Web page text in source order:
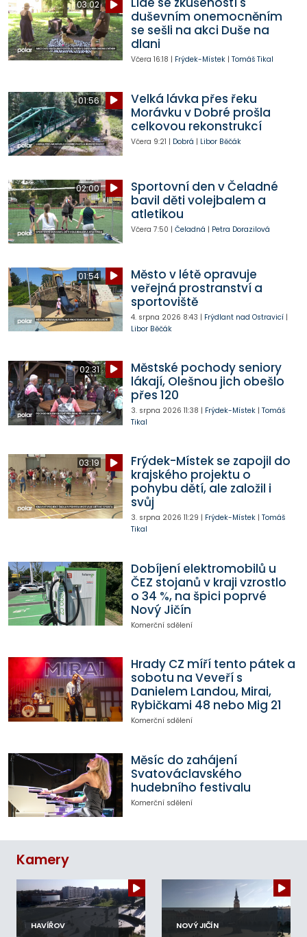
03:02
duševním onemocněním
se sešli na akci Duše na
dlani
Včera 16:18 | Frýdek-Místek| Tomáš Tikal
01:56
Velká lávka přes řeku
Morávku v Dobré prošla
celkovou rekonstrukcí
Včera 9:21 | Dobrá | Libor Běčák
02:00
Sportovní den v Čeladné
bavil děti volejbalem a
atletikou
Včera 7:50 | Čeladná | Petra Dorazilová
01:54
Město v létě opravuje
veřejná prostranství a
sportoviště
4. srpna 2026 8:43 | Frýdlant nad Ostravicí|
Libor Běčák
02:31
Městské pochody seniory
lákají, Olešnou jich obešlo
přes 120
3. srpna 2026 11:38 | Frýdek-Místek| Tomáš
Tikal
03:19
Frýdek-Místek se zapojil do
krajského projektu o
pohybu dětí, ale založil i
svůj
3. srpna 2026 11:29 | Frýdek-Místek| Tomáš
Tikal
Dobíjení elektromobilů u
ČEZ stojanů v kraji vzrostlo
o 34 %, na špici poprvé
Nový Jičín
Komerční sdělení
Hrady CZ míří tento pátek a
sobotu na Veveří s
Danielem Landou, Mirai,
Rybičkami 48 nebo Mig 21
Komerční sdělení
Měsíc do zahájení
Svatováclavského
hudebního festivalu
Komerční sdělení
Kamery
HAVÍŘOV NOVÝ JIČÍN